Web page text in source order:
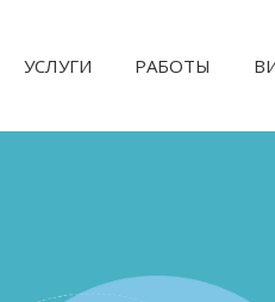
УСЛУГИ РАБОТЫ